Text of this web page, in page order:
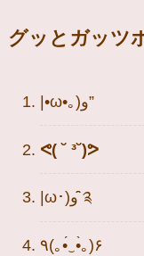
グッとガッツ
|•ω•｡)و”
ᕙ( ˘ ³˘)ᕗ
|ω･)و ̑̑༉
٩(｡•́‿•̀｡)۶